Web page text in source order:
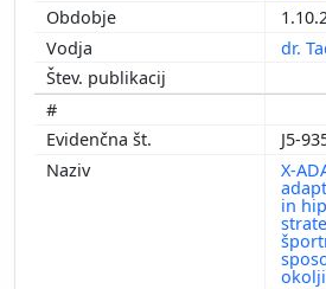
dr.
J5-
X-
in